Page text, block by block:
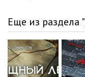
Еще из раздела "